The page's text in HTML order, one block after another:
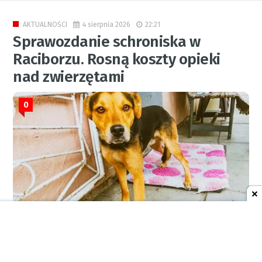
AKTUALNOŚCI 4 sierpnia 2026 22:21
Sprawozdanie schroniska w
Raciborzu. Rosną koszty opieki
nad zwierzętami
0